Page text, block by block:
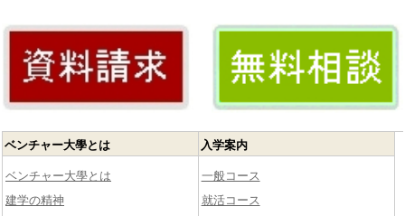
ベンチャー大學とは
ベンチャー大學とは
建学の精神
入学案内
一般コース
就活コース